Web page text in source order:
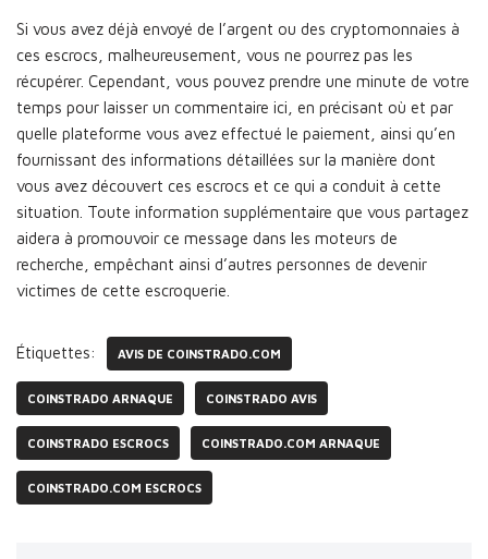
Si vous avez déjà envoyé de l’argent ou des cryptomonnaies à
ces escrocs, malheureusement, vous ne pourrez pas les
récupérer. Cependant, vous pouvez prendre une minute de votre
temps pour laisser un commentaire ici, en précisant où et par
quelle plateforme vous avez effectué le paiement, ainsi qu’en
fournissant des informations détaillées sur la manière dont
vous avez découvert ces escrocs et ce qui a conduit à cette
situation. Toute information supplémentaire que vous partagez
aidera à promouvoir ce message dans les moteurs de
recherche, empêchant ainsi d’autres personnes de devenir
victimes de cette escroquerie.
Étiquettes: AVIS DE COINSTRADO.COM
COINSTRADO ARNAQUE COINSTRADO AVIS
COINSTRADO ESCROCS COINSTRADO.COM ARNAQUE
COINSTRADO.COM ESCROCS